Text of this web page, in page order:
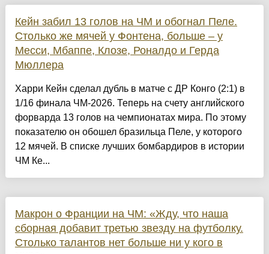
Кейн забил 13 голов на ЧМ и обогнал Пеле.
Столько же мячей у Фонтена, больше – у
Месси, Мбаппе, Клозе, Роналдо и Герда
Мюллера
Харри Кейн сделал дубль в матче с ДР Конго (2:1) в
1/16 финала ЧМ-2026. Теперь на счету английского
форварда 13 голов на чемпионатах мира. По этому
показателю он обошел бразильца Пеле, у которого
12 мячей. В списке лучших бомбардиров в истории
ЧМ Ке...
Макрон о Франции на ЧМ: «Жду, что наша
сборная добавит третью звезду на футболку.
Столько талантов нет больше ни у кого в